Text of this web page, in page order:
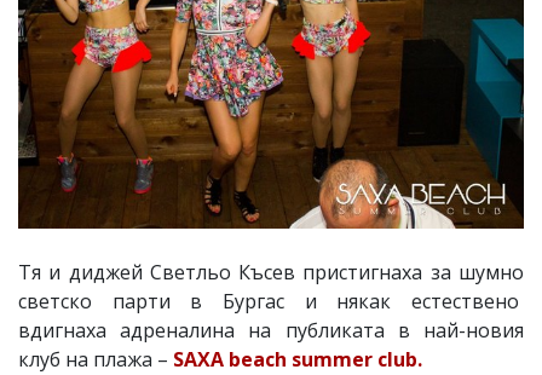
Тя и диджей Светльо Късев пристигнаха за шумно
светско парти в Бургас и някак естествено
вдигнаха адреналина на публиката в най-новия
клуб на плажa – SAXA beach summer club.